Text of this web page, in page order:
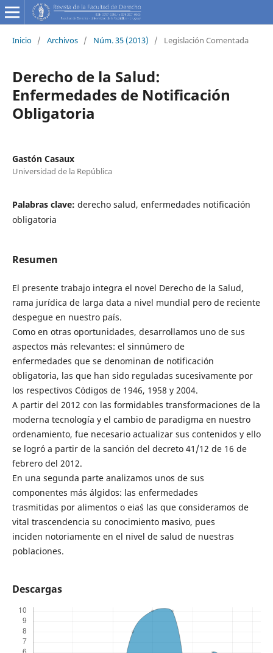
Inicio / Archivos / Núm. 35 (2013) / Legislación Comentada
Derecho de la Salud:
Enfermedades de Notificación
Obligatoria
Gastón Casaux
Universidad de la República
Palabras clave: derecho salud, enfermedades notificación
obligatoria
Resumen
El presente trabajo integra el novel Derecho de la Salud,
rama jurídica de larga data a nivel mundial pero de reciente
despegue en nuestro país.
Como en otras oportunidades, desarrollamos uno de sus
aspectos más relevantes: el sinnúmero de
enfermedades que se denominan de notificación
obligatoria, las que han sido reguladas sucesivamente por
los respectivos Códigos de 1946, 1958 y 2004.
A partir del 2012 con las formidables transformaciones de la
moderna tecnología y el cambio de paradigma en nuestro
ordenamiento, fue necesario actualizar sus contenidos y ello
se logró a partir de la sanción del decreto 41/12 de 16 de
febrero del 2012.
En una segunda parte analizamos unos de sus
componentes más álgidos: las enfermedades
trasmitidas por alimentos o eia´s las que consideramos de
vital trascendencia su conocimiento masivo, pues
inciden notoriamente en el nivel de salud de nuestras
poblaciones.
Descargas